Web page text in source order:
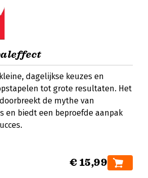
dagelijkse keuzes en
tot grote resultaten. Het
de mythe van
en biedt een beproefde aanpak
€ 15,99